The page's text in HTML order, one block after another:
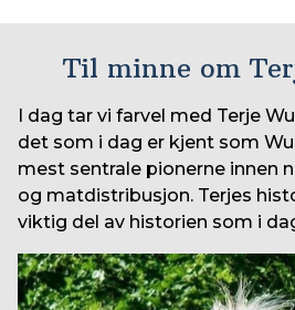
Til minne om
I dag tar vi farvel med Terje
det som i dag er kjent som
mest sentrale pionerne innen
og matdistribusjon. Terjes
viktig del av historien som i